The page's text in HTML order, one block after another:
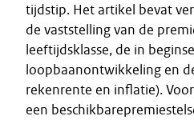
tijdstip. Het artikel bevat
de vaststelling van de
leeftijdsklasse, de in
loopbaanontwikkeling en
rekenrente en inflatie).
een